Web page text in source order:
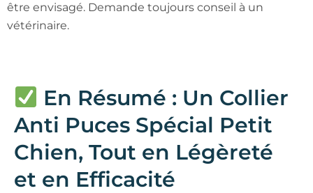
être envisagé. Demande toujours conseil à un
vétérinaire.
En Résumé : Un Collier
Anti Puces Spécial Petit
Chien, Tout en Légèreté
et en Efficacité